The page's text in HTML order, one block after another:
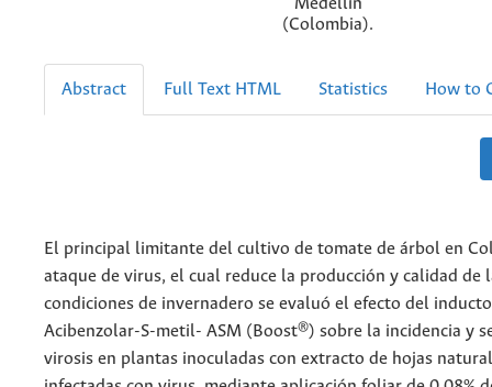
(Colombia).
Abstract Full Text HTML Statistics How to
El principal limitante del cultivo de tomate de árbol en
ataque de virus, el cual reduce la producción y calidad de
condiciones de invernadero se evaluó el efecto del
Acibenzolar-S-metil- ASM (Boost®) sobre la incidencia y
virosis en plantas inoculadas con extracto de hojas